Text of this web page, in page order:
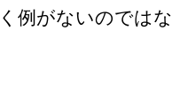
例がないのでは